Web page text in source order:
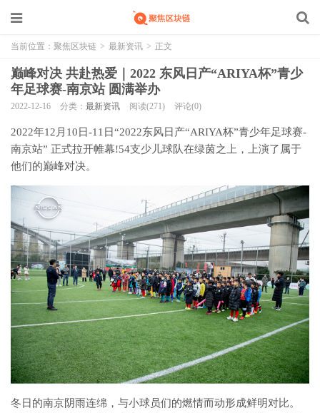
当前位置： 聚焦区块链 > 最新资讯 > 正文
巅峰对决 共赴热爱｜2022 东风日产“ARIYA杯”青少
年足球赛-南京站 圆满举办
2022-12-16 分类： 最新资讯 阅读(271) 评论(0)
2022年12月10日-11日“2022东风日产“ARIYA杯”青少年足球赛-
南京站” 正式拉开帷幕!54支少儿球队在绿茵之上，上演了属于
他们的巅峰对决。
冬日的南京阴雨连绵，与小球员们的燃情而动形成鲜明对比。